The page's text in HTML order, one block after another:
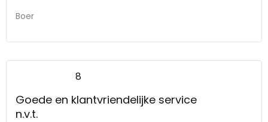
Boer
8
Goede en klantvriendelijke service
n.v.t.